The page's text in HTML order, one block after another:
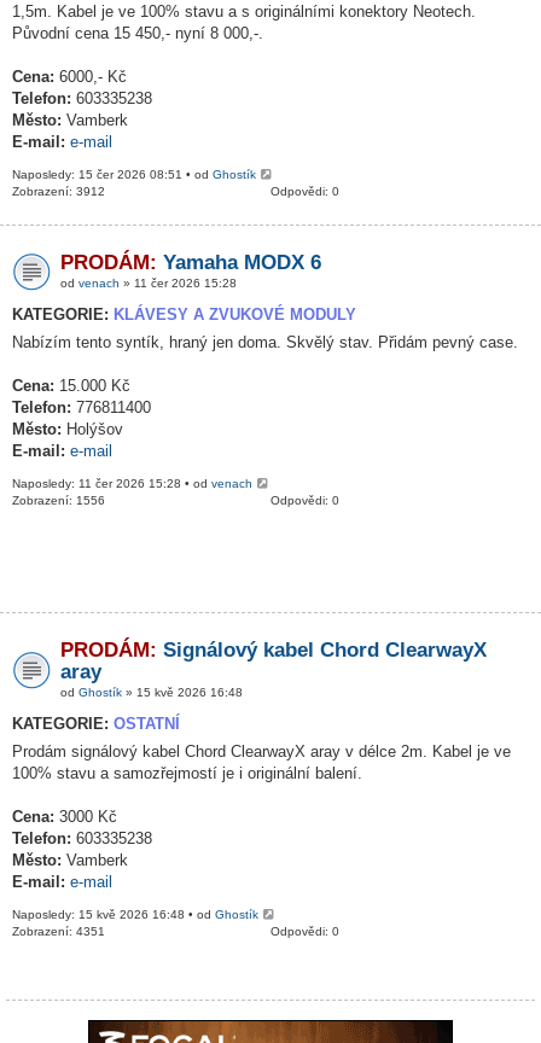
1,5m. Kabel je ve 100% stavu a s originálními konektory Neotech.
Původní cena 15 450,- nyní 8 000,-.
Cena: 6000,- Kč
Telefon: 603335238
Město: Vamberk
E-mail: e-mail
Naposledy: 15 čer 2026 08:51 • od Ghostík
Odpovědi: 0
Zobrazení: 3912
PRODÁM: Yamaha MODX 6
od venach » 11 čer 2026 15:28
KATEGORIE: KLÁVESY A ZVUKOVÉ MODULY
Nabízím tento syntík, hraný jen doma. Skvělý stav. Přidám pevný case.
Cena: 15.000 Kč
Telefon: 776811400
Město: Holýšov
E-mail: e-mail
Naposledy: 11 čer 2026 15:28 • od venach
Odpovědi: 0
Zobrazení: 1556
PRODÁM: Signálový kabel Chord ClearwayX
aray
od Ghostík » 15 kvě 2026 16:48
KATEGORIE: OSTATNÍ
Prodám signálový kabel Chord ClearwayX aray v délce 2m. Kabel je ve
100% stavu a samozřejmostí je i originální balení.
Cena: 3000 Kč
Telefon: 603335238
Město: Vamberk
E-mail: e-mail
Naposledy: 15 kvě 2026 16:48 • od Ghostík
Odpovědi: 0
Zobrazení: 4351